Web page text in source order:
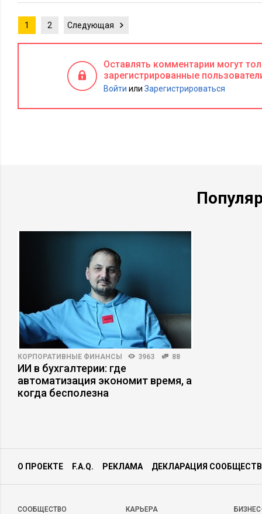
1 2 Следующая
Оставлять комментарии могут
зарегистрированные
Войти или Зарегистрироваться
КОРПОРАТИВНЫЕ ФИНАНСЫ 3963 88
ИИ в бухгалтерии: где
автоматизация экономит время, а
когда бесполезна
О ПРОЕКТЕ F.A.Q. РЕКЛАМА ДЕКЛАРАЦИЯ
CООБЩЕСТВО КАРЬЕРА